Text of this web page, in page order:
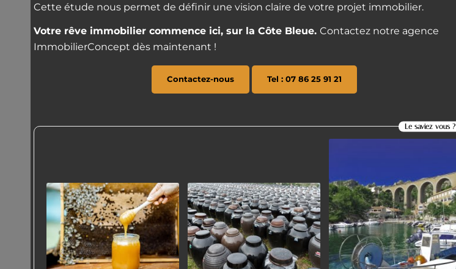
Cette étude nous permet de définir une vision claire de votre projet immobilier.
Votre rêve immobilier commence ici, sur la Côte Bleue. Contactez notre agence
ImmobilierConcept dès maintenant !
Contactez-nous Tel : 07 86 25 91 21
Le saviez vous ?